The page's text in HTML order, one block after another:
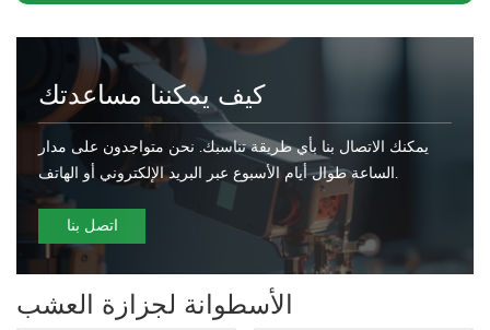
كيف يمكننا مساعدتك
يمكنك الاتصال بنا بأي طريقة تناسبك. نحن متواجدون على مدار
الساعة طوال أيام الأسبوع عبر البريد الإلكتروني أو الهاتف.
اتصل بنا
الأسطوانة لجزازة العشب